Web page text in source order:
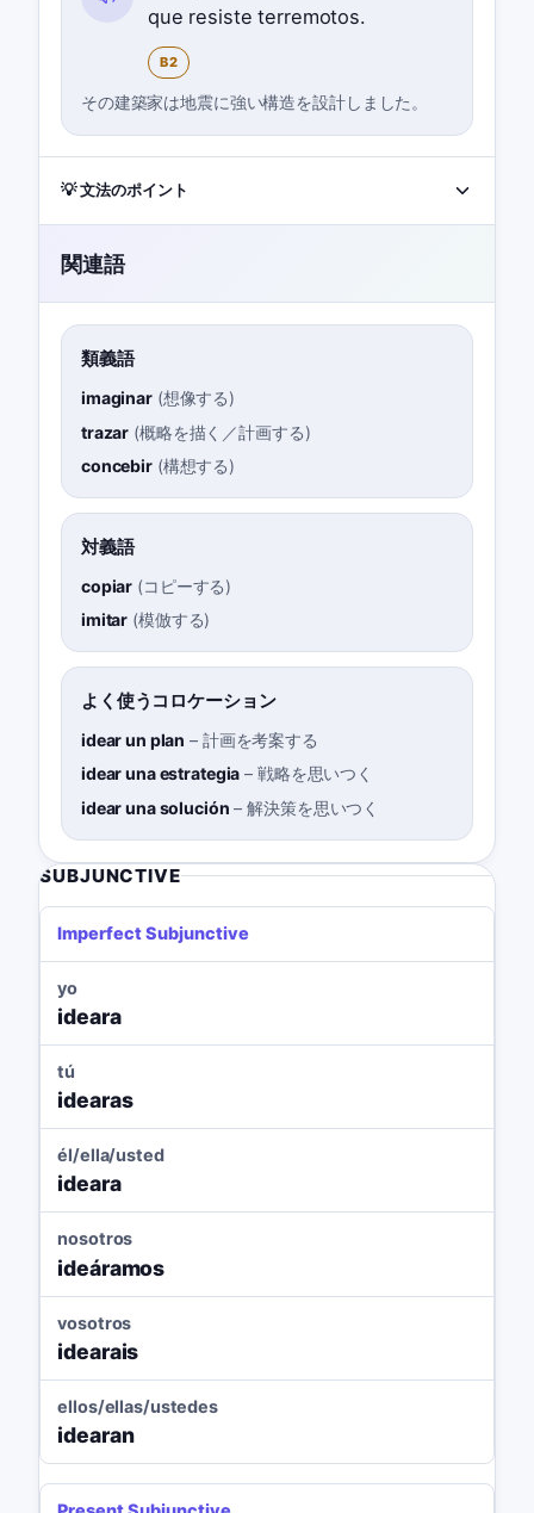
que resiste terremotos.
B2
その建築家は地震に強い構造を設計しました。
💡 文法のポイント
関連語
類義語
imaginar(想像する)
trazar (概略を描く／計画する)
concebir(構想する)
対義語
copiar (コピーする)
imitar (模倣する)
よく使うコロケーション
idear un plan – 計画を考案する
idear una estrategia – 戦略を思いつく
idear una solución –解決策を思いつく
SUBJUNCTIVE
Imperfect Subjunctive
yo
ideara
tú
idearas
él/ella/usted
ideara
nosotros
ideáramos
vosotros
idearais
ellos/ellas/ustedes
idearan